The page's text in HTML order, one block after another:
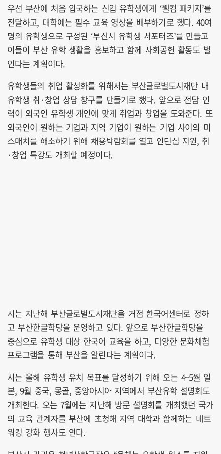
우선 부산에 처음 입국하는 신입 유학생에게 ‘웰컴 패키지’를
전달하고, 대학에는 필수 교육 영상을 배부하기로 했다. 40여
명의 유학생으로 구성된 ‘부산시 유학생 서포터즈’를 만들고
이들이 부산 유학 생활을 홍보하고 함께 사회공헌 활동도 벌
인다는 계획이다.
유학생들의 취업 활성화를 위해서는 부산글로벌도시재단 내
유학생 취·창업 상담 창구를 만들기로 했다. 앞으로 전담 인
력이 외국인 유학생 개인에 맞게 취업과 창업을 도와준다. 또
외국인이 원하는 기업과 지역 기업이 원하는 기업 사이의 미
스매치를 해소하기 위해 채용박람회를 열고 인턴십 지원, 취
·창업 특강도 개최할 예정이다.
시는 지난해 부산글로벌도시재단을 거점 한국어센터로 정하
고 부산한글학당을 운영하고 있다. 앞으로 부산한글학당을
중심으로 유학생 대상 한국어 교육을 하고, 다양한 문화체험
프로그램을 통해 부산을 알린다는 계획이다.
시는 올해 유학생 유치 목표를 달성하기 위해 오는 4~5월 일
본, 9월 중국, 몽골, 중앙아시아 지역에서 부산유학 설명회도
개최한다. 오는 7월에는 지난해 방문 설명회를 개최했던 국가
의 교육 관계자를 부산에 초청해 지역 대학과 함께하는 네트
워킹 강화 행사도 연다.